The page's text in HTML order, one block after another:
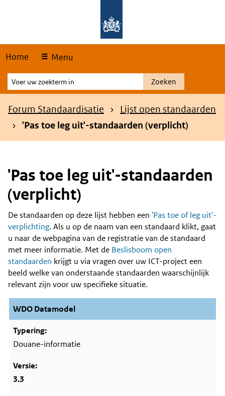
Home Menu
Voer
uw
zoekterm
Zoeken
Kruimelpad
Forum Standaardisatie
Lijst open standaarden
'Pas toe leg uit'-standaarden (verplicht)
'Pas toe leg uit'-standaarden
(verplicht)
Content
De standaarden op deze lijst hebben een 'Pas toe of leg uit'-
verplichting. Als u op de naam van een standaard klikt, gaat
u naar de webpagina van de registratie van de standaard
met meer informatie. Met de Beslisboom open
standaarden krijgt u via vragen over uw ICT-project een
beeld welke van onderstaande standaarden waarschijnlijk
relevant zijn voor uw specifieke situatie.
WDO Datamodel
Douane-informatie
3.3